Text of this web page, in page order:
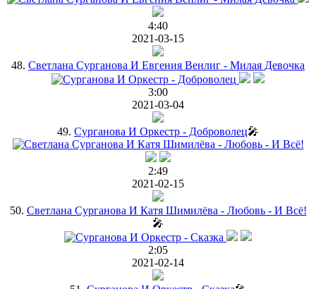
4:40
2021-03-15
48. Светлана Сурганова И Евгения Венлиг - Милая Девочка
3:00
2021-03-04
49. Сурганова И Оркестр - Доброволец🎤
2:49
2021-02-15
50. Светлана Сурганова И Катя Шимилёва - Любовь - И Всё!
🎤
2:05
2021-02-14